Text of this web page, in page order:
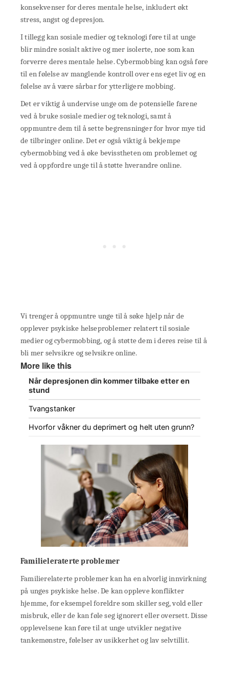
konsekvenser for deres mentale helse, inkludert økt
stress, angst og depresjon.
I tillegg kan sosiale medier og teknologi føre til at unge
blir mindre sosialt aktive og mer isolerte, noe som kan
forverre deres mentale helse. Cybermobbing kan også føre
til en følelse av manglende kontroll over ens eget liv og en
følelse av å være sårbar for ytterligere mobbing.
Det er viktig å undervise unge om de potensielle farene
ved å bruke sosiale medier og teknologi, samt å
oppmuntre dem til å sette begrensninger for hvor mye tid
de tilbringer online. Det er også viktig å bekjempe
cybermobbing ved å øke bevisstheten om problemet og
ved å oppfordre unge til å støtte hverandre online.
Vi trenger å oppmuntre unge til å søke hjelp når de
opplever psykiske helseproblemer relatert til sosiale
medier og cybermobbing, og å støtte dem i deres reise til å
bli mer selvsikre og selvsikre online.
More like this
Når depresjonen din kommer tilbake etter en
stund
Tvangstanker
Hvorfor våkner du deprimert og helt uten grunn?
Familieleraterte problemer
Familierelaterte problemer kan ha en alvorlig innvirkning
på unges psykiske helse. De kan oppleve konflikter
hjemme, for eksempel foreldre som skiller seg, vold eller
misbruk, eller de kan føle seg ignorert eller oversett. Disse
opplevelsene kan føre til at unge utvikler negative
tankemønstre, følelser av usikkerhet og lav selvtillit.